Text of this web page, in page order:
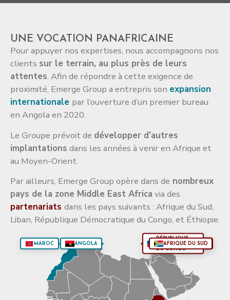
MAROC LIBANÉTHIOPIE
RÉPUBLIQUE
DÉMOCRATIQUE
DU CONGO
ANGOLA AFRIQUE DU SUD
UNE VOCATION PANAFRICAINE
Pour appuyer nos expertises, nous accompagnons nos
clients sur le terrain, au plus près de leurs
attentes. Afin de répondre à cette exigence de
proximité, Emerge Group a entrepris son expansion
internationale par l’ouverture d’un premier bureau
en Angola en 2020.
Le Groupe prévoit de développer d’autres
implantations dans les années à venir en Afrique et
au Moyen-Orient.
Par ailleurs, Emerge Group opère dans de nombreux
pays de la zone Middle East Africa via des
partenariats dans les pays suivants : Afrique du Sud,
Liban, République Démocratique du Congo, et Éthiopie.